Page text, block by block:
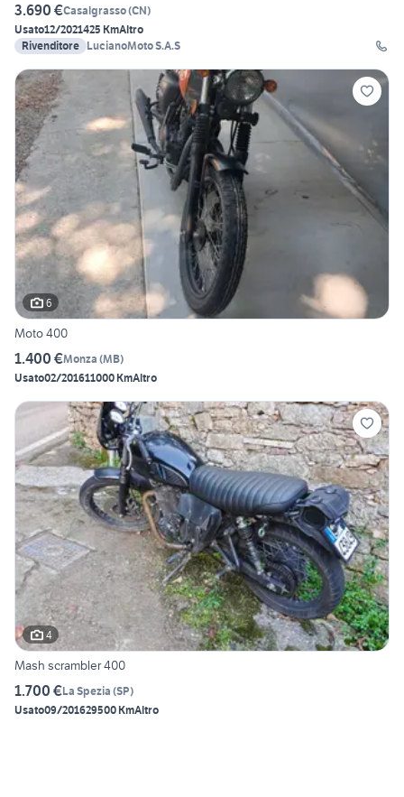
3.690 €Casalgrasso(CN)
Usato12/2021425 KmAltro
Rivenditore LucianoMoto S.A.S
6
Moto 400
1.400 €Monza (MB)
Usato02/201611000 KmAltro
4
Mash scrambler 400
1.700 €La Spezia (SP)
Usato09/201629500 KmAltro